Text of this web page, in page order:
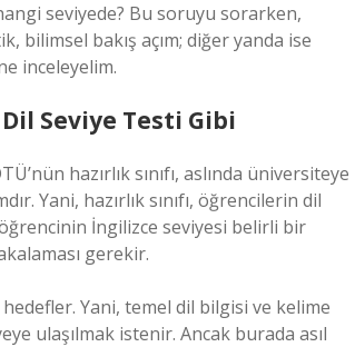
seviyede? Bu soruyu sorarken,
bilimsel bakış açım; diğer yanda ise
inceleyelim.
Seviye Testi Gibi
hazırlık sınıfı, aslında üniversiteye
Yani, hazırlık sınıfı, öğrencilerin dil
İngilizce seviyesi belirli bir
gerekir.
hedefler. Yani, temel dil bilgisi ve kelime
ulaşılmak istenir. Ancak burada asıl